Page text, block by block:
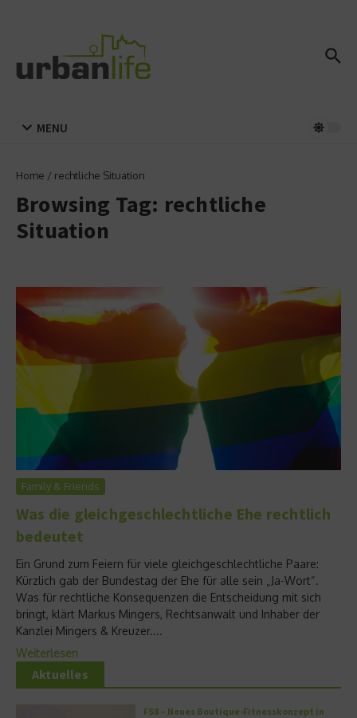
MENU
Home / rechtliche Situation
Browsing Tag: rechtliche
Situation
Family & Friends
Was die gleichgeschlechtliche Ehe rechtlich
bedeutet
Ein Grund zum Feiern für viele gleichgeschlechtliche Paare:
Kürzlich gab der Bundestag der Ehe für alle sein „Ja-Wort“.
Was für rechtliche Konsequenzen die Entscheidung mit sich
bringt, klärt Markus Mingers, Rechtsanwalt und Inhaber der
Kanzlei Mingers & Kreuzer....
Weiterlesen
Aktuelles
FS8 – Neues Boutique-Fitnesskonzept in